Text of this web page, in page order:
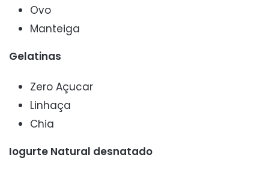
Ovo
Manteiga
Gelatinas
Zero Açucar
Linhaça
Chia
Iogurte Natural desnatado